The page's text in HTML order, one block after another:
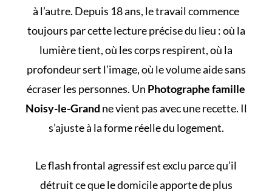
à l’autre. Depuis 18 ans, le travail commence
toujours par cette lecture précise du lieu : où la
lumière tient, où les corps respirent, où la
profondeur sert l’image, où le volume aide sans
écraser les personnes. Un Photographe famille
Noisy-le-Grand ne vient pas avec une recette. Il
s’ajuste à la forme réelle du logement.
Le flash frontal agressif est exclu parce qu’il
détruit ce que le domicile apporte de plus